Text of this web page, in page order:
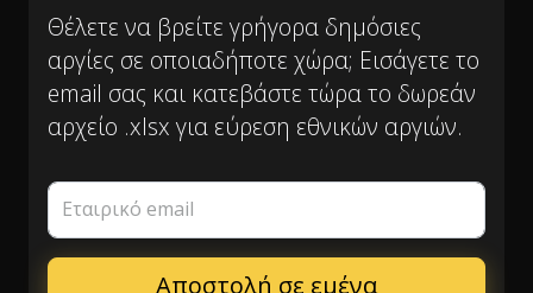
Θέλετε να βρείτε γρήγορα δημόσιες
αργίες σε οποιαδήποτε χώρα; Εισάγετε το
email σας και κατεβάστε τώρα το δωρεάν
αρχείο .xlsx για εύρεση εθνικών αργιών.
Εταιρικό email